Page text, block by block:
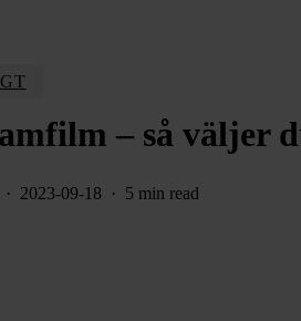
– så väljer
2023-09-18 5 min read